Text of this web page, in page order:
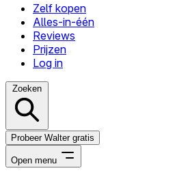
Zelf kopen
Alles-in-één
Reviews
Prijzen
Log in
Zoeken
Probeer Walter gratis
Open menu